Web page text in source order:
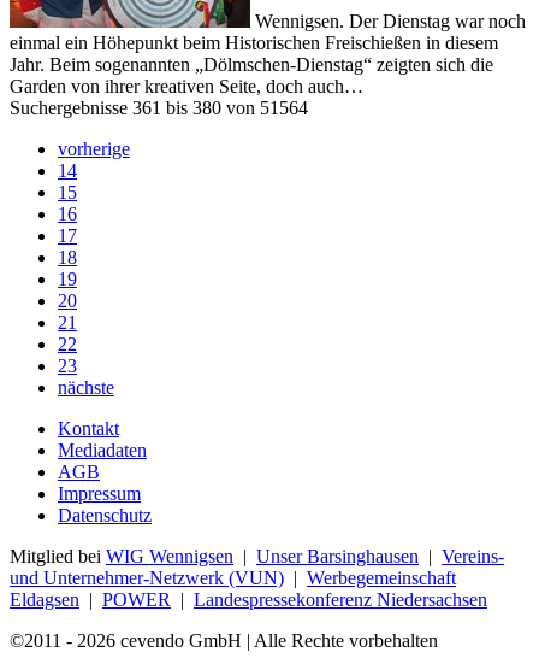
Wennigsen. Der Dienstag war noch
einmal ein Höhepunkt beim Historischen Freischießen in diesem
Jahr. Beim sogenannten „Dölmschen-Dienstag“ zeigten sich die
Garden von ihrer kreativen Seite, doch auch…
Suchergebnisse 361 bis 380 von 51564
vorherige
14
15
16
17
18
19
20
21
22
23
nächste
Kontakt
Mediadaten
AGB
Impressum
Datenschutz
Mitglied bei WIG Wennigsen | Unser Barsinghausen | Vereins-
und Unternehmer-Netzwerk (VUN) | Werbegemeinschaft
Eldagsen | POWER | Landespressekonferenz Niedersachsen
©2011 - 2026 cevendo GmbH | Alle Rechte vorbehalten